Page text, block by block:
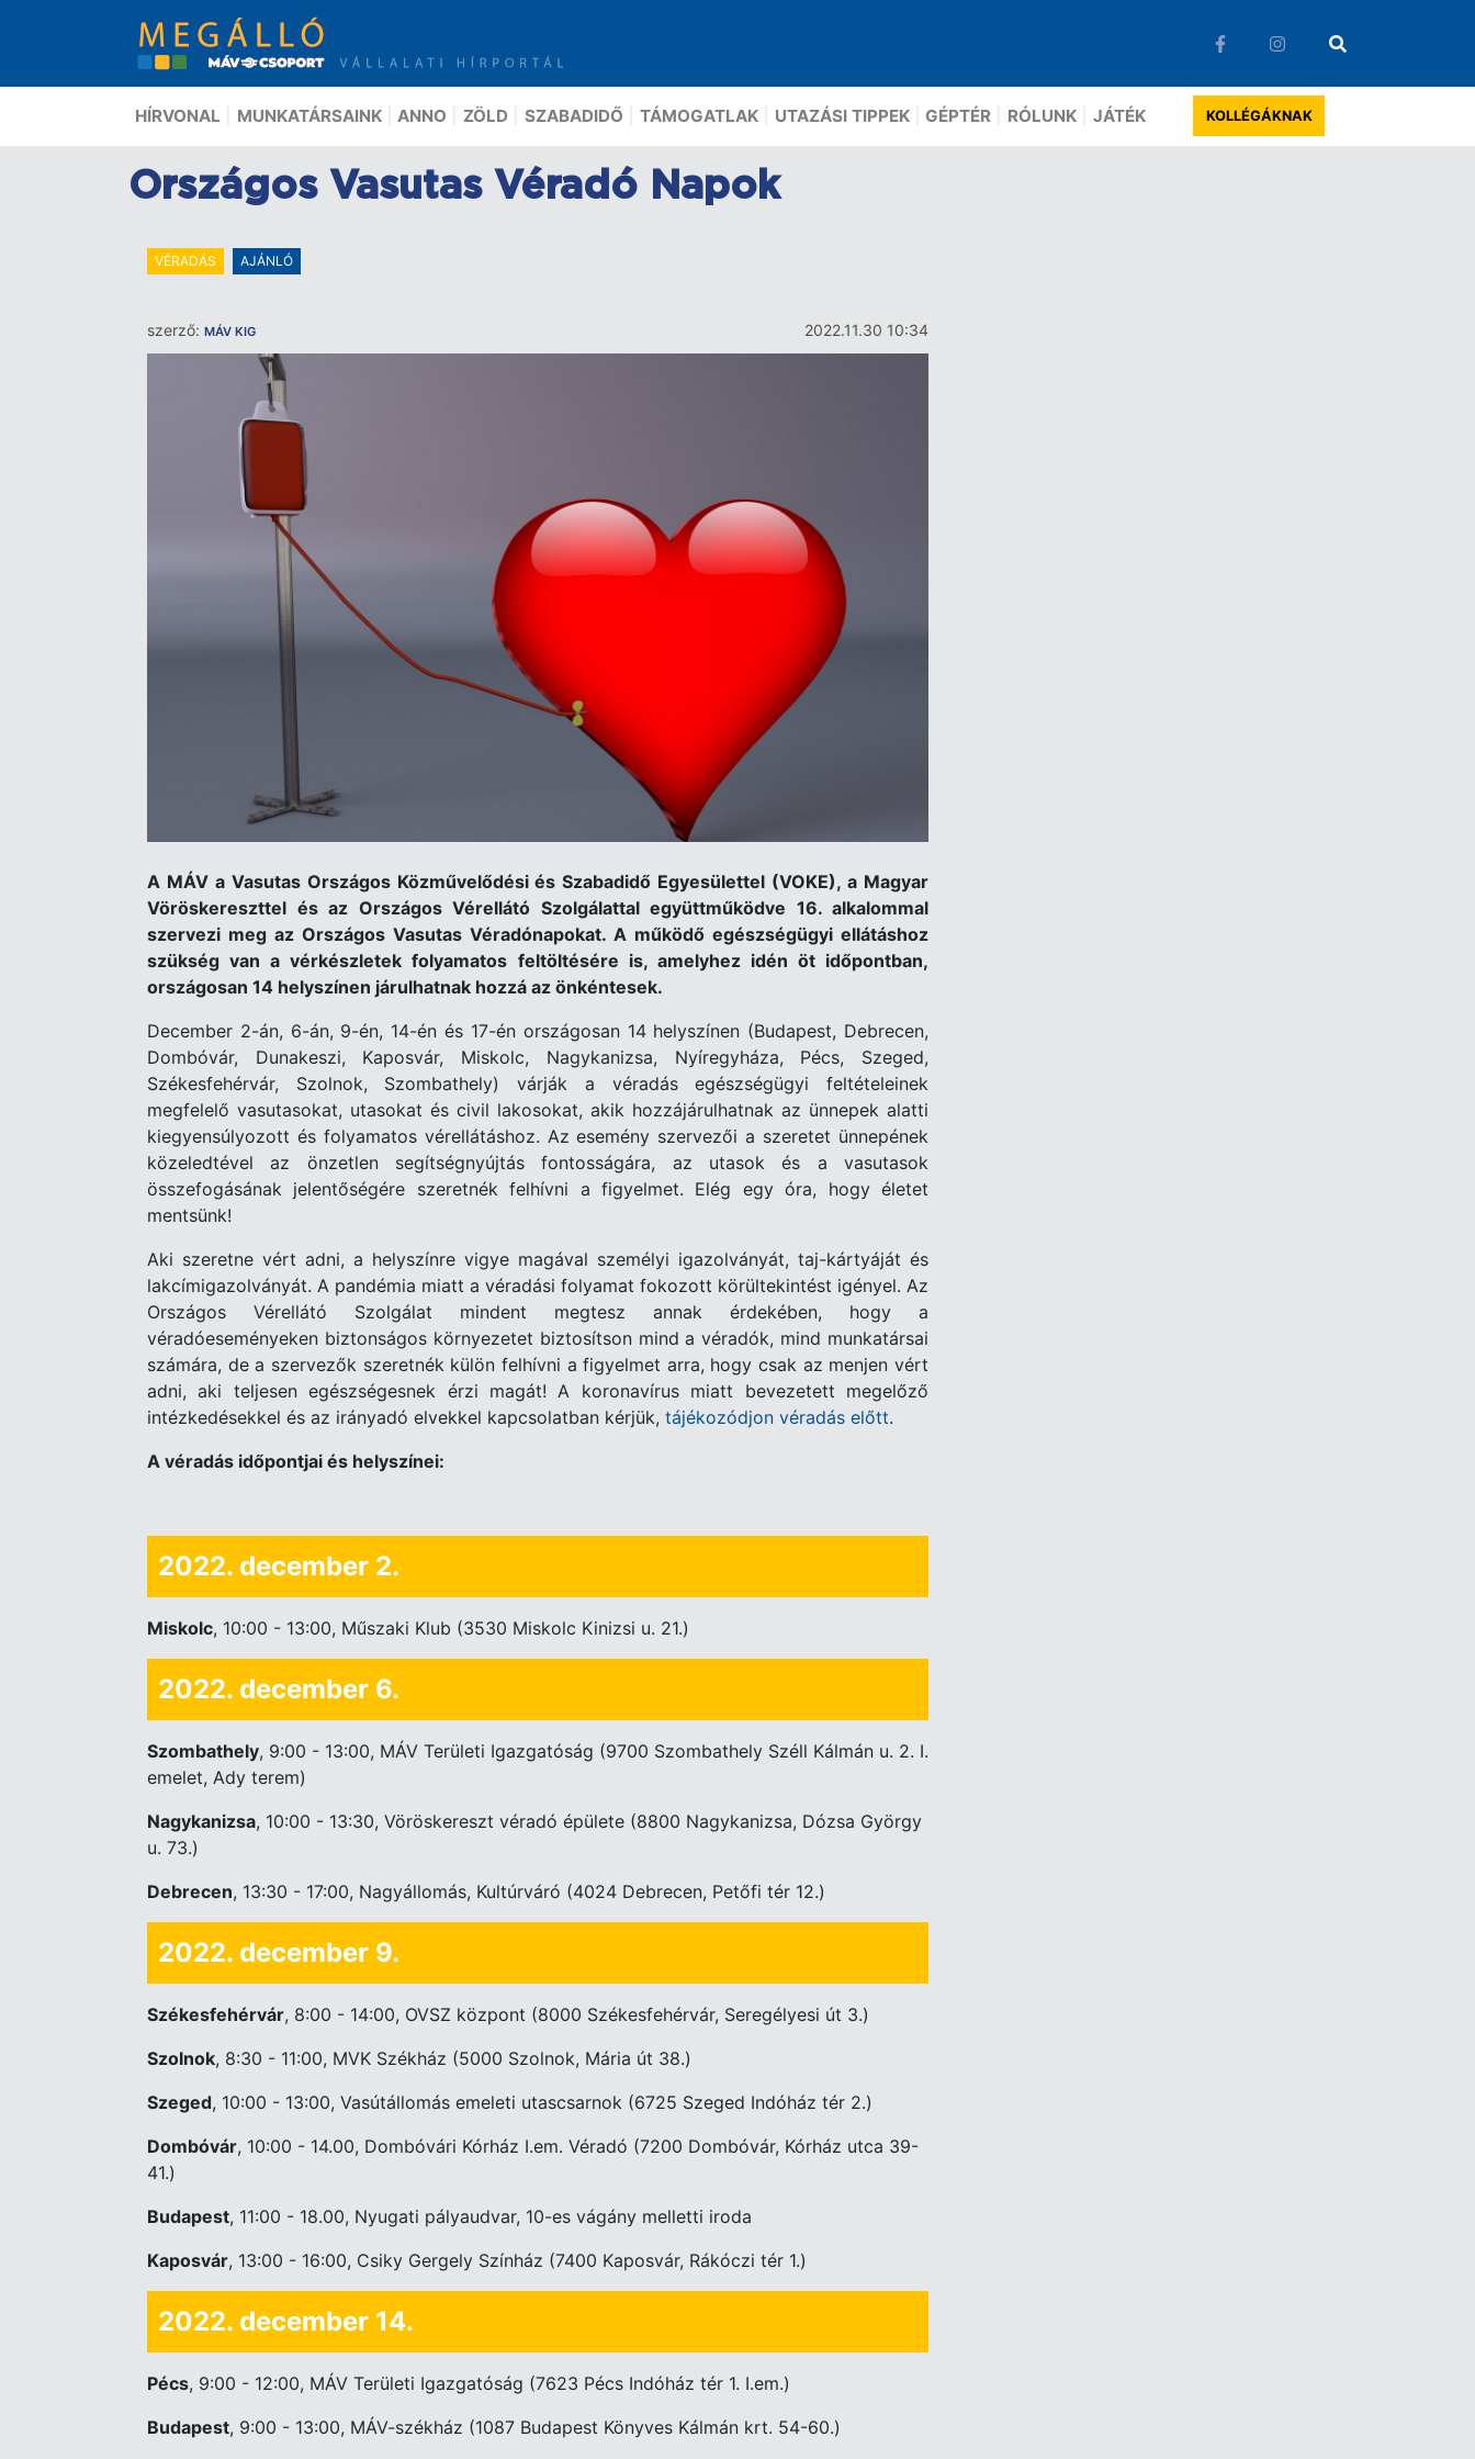
HÍRVONAL MUNKATÁRSAINK ANNO ZÖLD SZABADIDŐ TÁMOGATLAK UTAZÁSI TIPPEK GÉPTÉR RÓLUNK JÁTÉK KOLLÉGÁKNAK
Országos Vasutas Véradó Napok
VÉRADÁS AJÁNLÓ
2022.11.30 10:34
szerző: MÁV KIG
A MÁV a Vasutas Országos Közművelődési és Szabadidő Egyesülettel (VOKE), a Magyar
Vöröskereszttel és az Országos Vérellátó Szolgálattal együttműködve 16. alkalommal
szervezi meg az Országos Vasutas Véradónapokat. A működő egészségügyi ellátáshoz
szükség van a vérkészletek folyamatos feltöltésére is, amelyhez idén öt időpontban,
országosan 14 helyszínen járulhatnak hozzá az önkéntesek.
December 2-án, 6-án, 9-én, 14-én és 17-én országosan 14 helyszínen (Budapest, Debrecen,
Dombóvár, Dunakeszi, Kaposvár, Miskolc, Nagykanizsa, Nyíregyháza, Pécs, Szeged,
Székesfehérvár, Szolnok, Szombathely) várják a véradás egészségügyi feltételeinek
megfelelő vasutasokat, utasokat és civil lakosokat, akik hozzájárulhatnak az ünnepek alatti
kiegyensúlyozott és folyamatos vérellátáshoz. Az esemény szervezői a szeretet ünnepének
közeledtével az önzetlen segítségnyújtás fontosságára, az utasok és a vasutasok
összefogásának jelentőségére szeretnék felhívni a figyelmet. Elég egy óra, hogy életet
mentsünk!
Aki szeretne vért adni, a helyszínre vigye magával személyi igazolványát, taj-kártyáját és
lakcímigazolványát. A pandémia miatt a véradási folyamat fokozott körültekintést igényel. Az
Országos Vérellátó Szolgálat mindent megtesz annak érdekében, hogy a
véradóeseményeken biztonságos környezetet biztosítson mind a véradók, mind munkatársai
számára, de a szervezők szeretnék külön felhívni a figyelmet arra, hogy csak az menjen vért
adni, aki teljesen egészségesnek érzi magát! A koronavírus miatt bevezetett megelőző
intézkedésekkel és az irányadó elvekkel kapcsolatban kérjük, tájékozódjon véradás előtt.
A véradás időpontjai és helyszínei:
2022. december 2.
Miskolc, 10:00 - 13:00, Műszaki Klub (3530 Miskolc Kinizsi u. 21.)
2022. december 6.
Szombathely, 9:00 - 13:00, MÁV Területi Igazgatóság (9700 Szombathely Széll Kálmán u. 2. I.
emelet, Ady terem)
Nagykanizsa, 10:00 - 13:30, Vöröskereszt véradó épülete (8800 Nagykanizsa, Dózsa György
u. 73.)
Debrecen, 13:30 - 17:00, Nagyállomás, Kultúrváró (4024 Debrecen, Petőfi tér 12.)
2022. december 9.
Székesfehérvár, 8:00 - 14:00, OVSZ központ (8000 Székesfehérvár, Seregélyesi út 3.)
Szolnok, 8:30 - 11:00, MVK Székház (5000 Szolnok, Mária út 38.)
Szeged, 10:00 - 13:00, Vasútállomás emeleti utascsarnok (6725 Szeged Indóház tér 2.)
Dombóvár, 10:00 - 14.00, Dombóvári Kórház I.em. Véradó (7200 Dombóvár, Kórház utca 39-
41.)
Budapest, 11:00 - 18.00, Nyugati pályaudvar, 10-es vágány melletti iroda
Kaposvár, 13:00 - 16:00, Csiky Gergely Színház (7400 Kaposvár, Rákóczi tér 1.)
2022. december 14.
Pécs, 9:00 - 12:00, MÁV Területi Igazgatóság (7623 Pécs Indóház tér 1. I.em.)
Budapest, 9:00 - 13:00, MÁV-székház (1087 Budapest Könyves Kálmán krt. 54-60.)